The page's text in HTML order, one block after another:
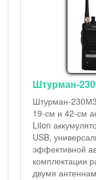
Штурман-
Штурман-230М3 -
19-см и 42-см
LiIon
USB,
эффективной
комплектации
двумя